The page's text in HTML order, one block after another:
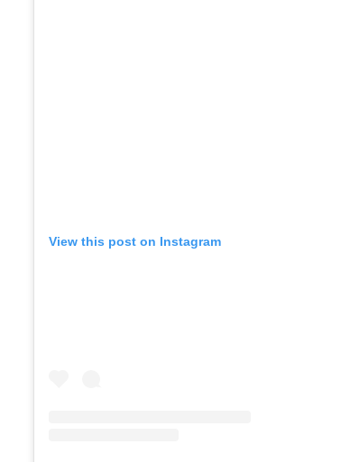
View this post on Instagram